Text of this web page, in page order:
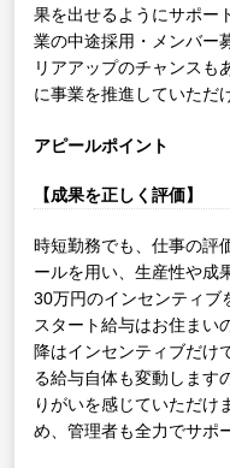
果を出せるようにサポー
業の中途採用・メンバー
リアアップのチャンスも
に事業を推進していただ
アピールポイント
【成果を正しく評価】
時短勤務でも、仕事の評
ールを用い、生産性や成
30万円のインセンティブ
スタート給与はお住まい
降はインセンティブだけ
る給与自体も変動します
りがいを感じていただけ
め、管理者も全力でサポ